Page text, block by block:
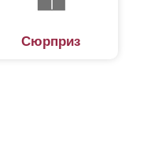
Сюрприз